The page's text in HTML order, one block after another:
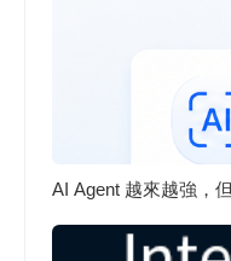
AI Agent 越來越強，